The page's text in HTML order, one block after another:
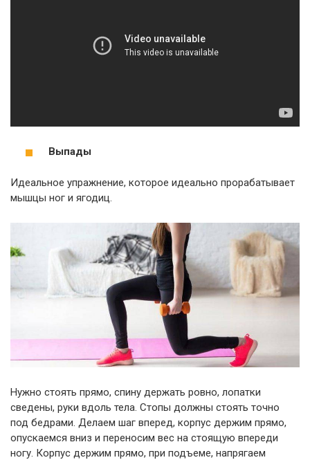
Выпады
Идеальное упражнение, которое идеально прорабатывает
мышцы ног и ягодиц.
Нужно стоять прямо, спину держать ровно, лопатки
сведены, руки вдоль тела. Стопы должны стоять точно
под бедрами. Делаем шаг вперед, корпус держим прямо,
опускаемся вниз и переносим вес на стоящую впереди
ногу. Корпус держим прямо, при подъеме, напрягаем